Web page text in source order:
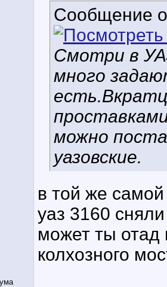
Сообщение
Смотри в
много
можно
уазовские.
в той же
уаз 3160
может ты
колхозного